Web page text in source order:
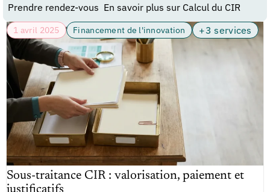
Prendre rendez-vous En savoir plus sur Calcul du CIR
1 avril 2025 Financement de l'innovation +3 services
Sous-traitance CIR : valorisation, paiement et